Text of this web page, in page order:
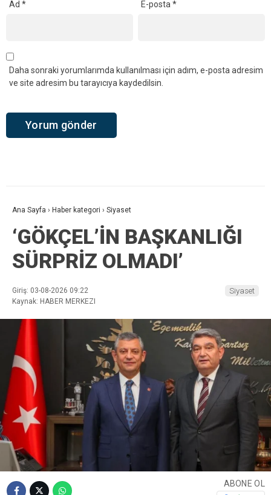
Ad * E-posta*
Daha sonraki yorumlarımda kullanılması için adım, e-posta adresim
ve site adresim bu tarayıcıya kaydedilsin.
Ana Sayfa › Haber kategori › Siyaset
‘GÖKÇEL’İN BAŞKANLIĞI
SÜRPRİZ OLMADI’
Giriş: 03-08-2026 09:22
Kaynak: HABER MERKEZI
Siyaset
ABONE OL